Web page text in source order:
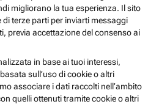
migliorano la tua esperienza. Il sito
terze parti per inviarti messaggi
previa accettazione del consenso ai
in base ai tuoi interessi,
sull’uso di cookie o altri
associare i dati raccolti nell’ambito
quelli ottenuti tramite cookie o altri